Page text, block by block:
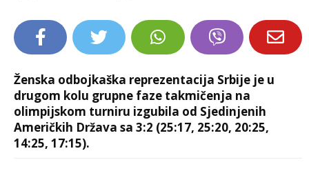
EXTRA
Ženska odbojkaška reprezentacija Srbije je u
drugom kolu grupne faze takmičenja na
olimpijskom turniru izgubila od Sjedinjenih
Američkih Država sa 3:2 (25:17, 25:20, 20:25,
14:25, 17:15).